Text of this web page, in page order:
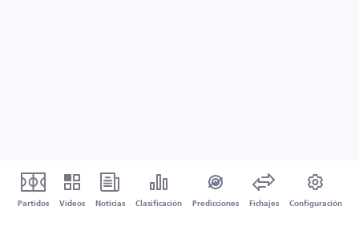
Partidos Vídeos Noticias Clasificación Predicciones Fichajes Configuración